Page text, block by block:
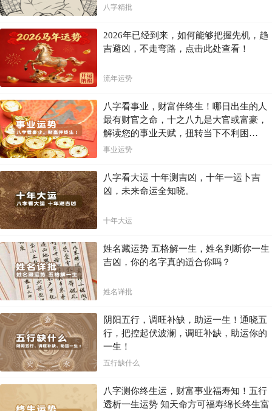
八字精批
2026年已经到来，如何能够把握先机，趋
吉避凶，不走弯路，点击此处查看！
流年运势
八字看事业，财富伴终生！哪日出生的人
最有财官之命，十之八九是大官或富豪，
解读您的事业天赋，扭转当下不利困
局！！
事业运势
八字看大运 十年测吉凶，十年一运卜吉
凶，未来命运全知晓。
十年大运
姓名藏运势 五格解一生，姓名判断你一生
吉凶，你的名字真的适合你吗？
姓名详批
阴阳五行，调旺补缺，助运一生！通晓五
行，把控起伏波澜，调旺补缺，助运你的
一生！
五行缺什么
八字测你终生运，财富事业福寿知！五行
透析一生运势 知天命方可福寿绵长终生富